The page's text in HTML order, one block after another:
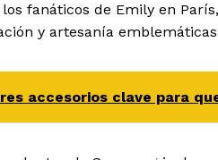
fanáticos de Emily en
y artesanía
accesorios clave para